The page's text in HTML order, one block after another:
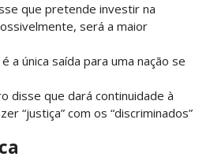
que pretende investir na
será a maior
a única saída para uma nação se
disse que dará continuidade à
“justiça” com os “discriminados”